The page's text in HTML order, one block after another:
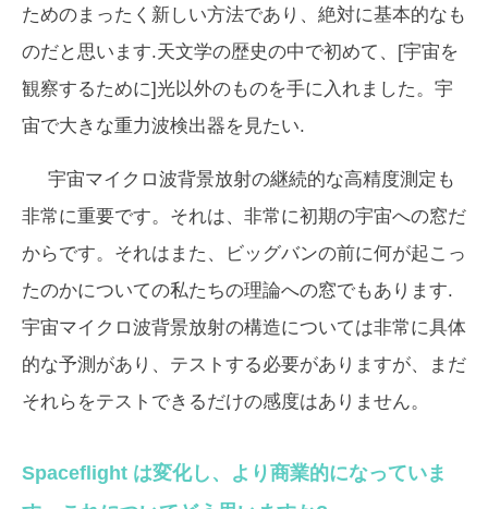
ためのまったく新しい方法であり、絶対に基本的なも
のだと思います.天文学の歴史の中で初めて、[宇宙を
観察するために]光以外のものを手に入れました。宇
宙で大きな重力波検出器を見たい.
宇宙マイクロ波背景放射の継続的な高精度測定も
非常に重要です。それは、非常に初期の宇宙への窓だ
からです。それはまた、ビッグバンの前に何が起こっ
たのかについての私たちの理論への窓でもあります.
宇宙マイクロ波背景放射の構造については非常に具体
的な予測があり、テストする必要がありますが、まだ
それらをテストできるだけの感度はありません。
Spaceflight は変化し、より商業的になっていま